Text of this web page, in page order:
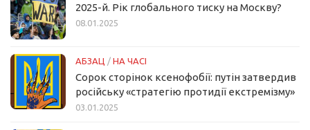
2025-й. Рік глобального тиску на Москву?
08.01.2025
АБЗАЦ / НА ЧАСІ
Сорок сторінок ксенофобії: путін затвердив
російську «стратегію протидії екстремізму»
03.01.2025